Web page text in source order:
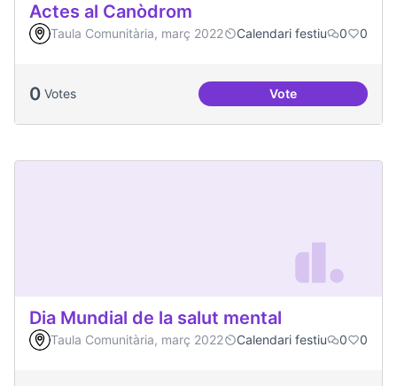
Actes al Canòdrom
Taula Comunitària, març 2022 Calendari festiu 0 0
0 Votes VoteActes al Canòdrom
Dia Mundial de la salut mental
Taula Comunitària, març 2022 Calendari festiu 0 0